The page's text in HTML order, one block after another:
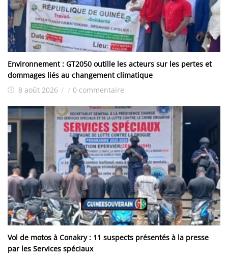
Environnement : GT2050 outille les acteurs sur les pertes et
dommages liés au changement climatique
8 août 2026 / / 0 commentaire
Vol de motos à Conakry : 11 suspects présentés à la presse
par les Services spéciaux